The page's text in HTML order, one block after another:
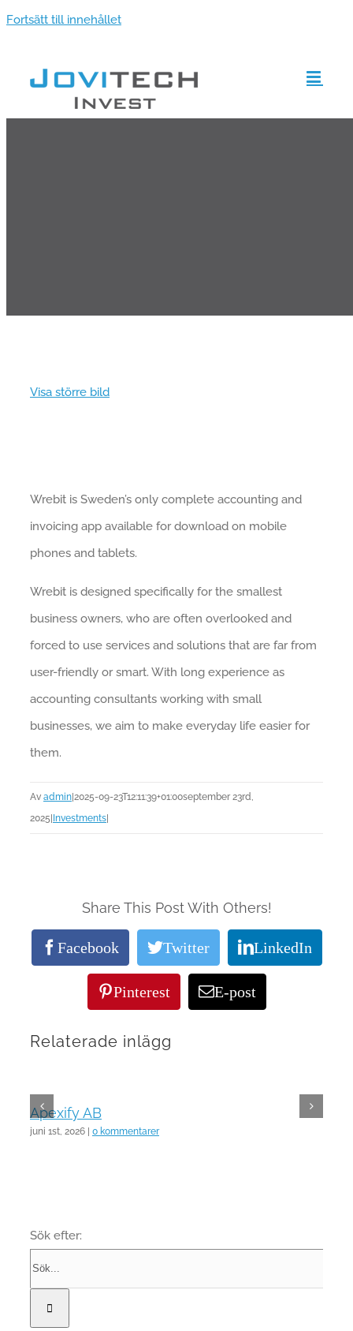
Fortsätt till innehållet
Visa större bild
Wrebit is Sweden’s only complete accounting and
invoicing app available for download on mobile
phones and tablets.
Wrebit is designed specifically for the smallest
business owners, who are often overlooked and
forced to use services and solutions that are far from
user-friendly or smart. With long experience as
accounting consultants working with small
businesses, we aim to make everyday life easier for
them.
Av admin 2025-09-23T12:11:39+01:00september 23rd,
2025 Investments
Share This Post With Others!
Facebook Twitter LinkedIn
Pinterest E-post
Relaterade inlägg
Apexify AB
juni 1st, 2026 | 0 kommentarer
Sök efter: